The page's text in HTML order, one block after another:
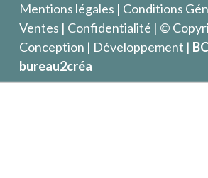
Mentions légales | Conditions
Ventes | Confidentialité | ©
Conception | Développement |
bureau2créa